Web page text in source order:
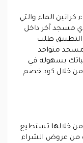
الماء والتي
مسجد آخر داخل
التطبيق طلب
مسجد متواجد
بسهولة في
خلال كود خصم
من خلالها تستطيع
من عروض الشراء